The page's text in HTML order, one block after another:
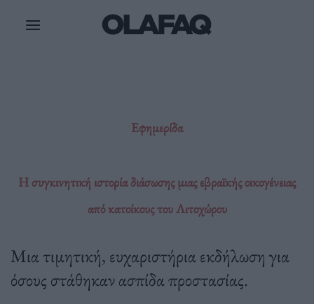
Εφημερίδα
Η συγκινητική ιστορία διάσωσης μιας εβραϊκής οικογένειας
από κατοίκους του Λιτοχώρου
Μια τιμητική, ευχαριστήρια εκδήλωση για
όσους στάθηκαν ασπίδα προστασίας.